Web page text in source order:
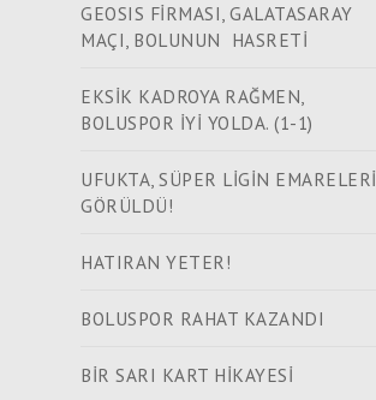
GEOSIS FİRMASI, GALATASARAY
MAÇI, BOLUNUN HASRETİ
EKSİK KADROYA RAĞMEN,
BOLUSPOR İYİ YOLDA. (1-1)
UFUKTA, SÜPER LİGİN EMARELERİ
GÖRÜLDÜ!
HATIRAN YETER!
BOLUSPOR RAHAT KAZANDI
BİR SARI KART HİKAYESİ